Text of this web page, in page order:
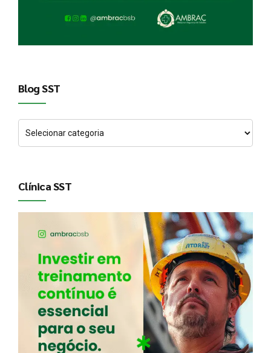
Blog SST
Clínica SST